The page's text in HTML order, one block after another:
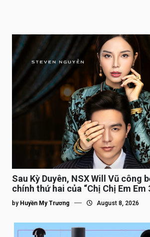
Sau Kỳ Duyên, NSX Will Vũ công
chính thứ hai của “Chị Chị Em Em
by Huyền My Trương August 8, 2026